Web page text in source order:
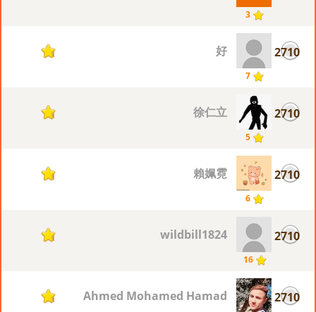
3
2710
7
好
1
2710
5
徐仁立
1
2710
6
賴姵霓
1
2710
16
wildbill1824
1
2710
Ahmed Mohamed Hamad
1